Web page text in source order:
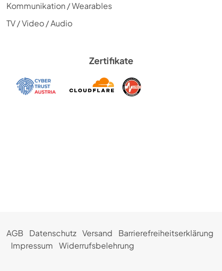
Kommunikation / Wearables
TV / Video / Audio
Zertifikate
AGB Datenschutz Versand
Barrierefreiheitserklärung
Impressum
Widerrufsbelehrung